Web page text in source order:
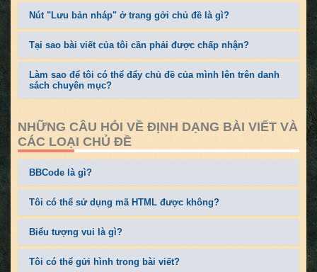
Nút "Lưu bản nháp" ở trang gởi chủ đề là gì?
Tại sao bài viết của tôi cần phải được chấp nhận?
Làm sao để tôi có thể đẩy chủ đề của mình lên trên danh
sách chuyên mục?
NHỮNG CÂU HỎI VỀ ĐỊNH DẠNG BÀI VIẾT VÀ
CÁC LOẠI CHỦ ĐỀ
BBCode là gì?
Tôi có thể sử dụng mã HTML được không?
Biểu tượng vui là gì?
Tôi có thể gửi hình trong bài viết?